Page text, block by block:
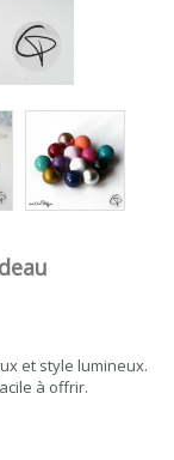
et style lumineux.
à offrir.